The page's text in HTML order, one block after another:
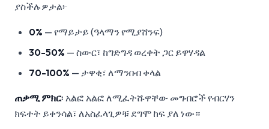
ያስችሉዎታል፦
0% — የማይታይ (ዓላማን የሚያሸንፍ)
30-50% — ስውር፣ ከግድግዳ ወረቀት ጋር ይዋሃዳል
70-100% — ታዋቂ፣ ለማንበብ ቀላል
ጠቃሚ ምክር፡ አልፎ አልፎ ለሚፈትሹዋቸው መግብሮች የብርሃን
ክፍተት ይቀንሳል፣ ለአስፈላጊዎቹ ደግሞ ከፍ ያለ ነው።